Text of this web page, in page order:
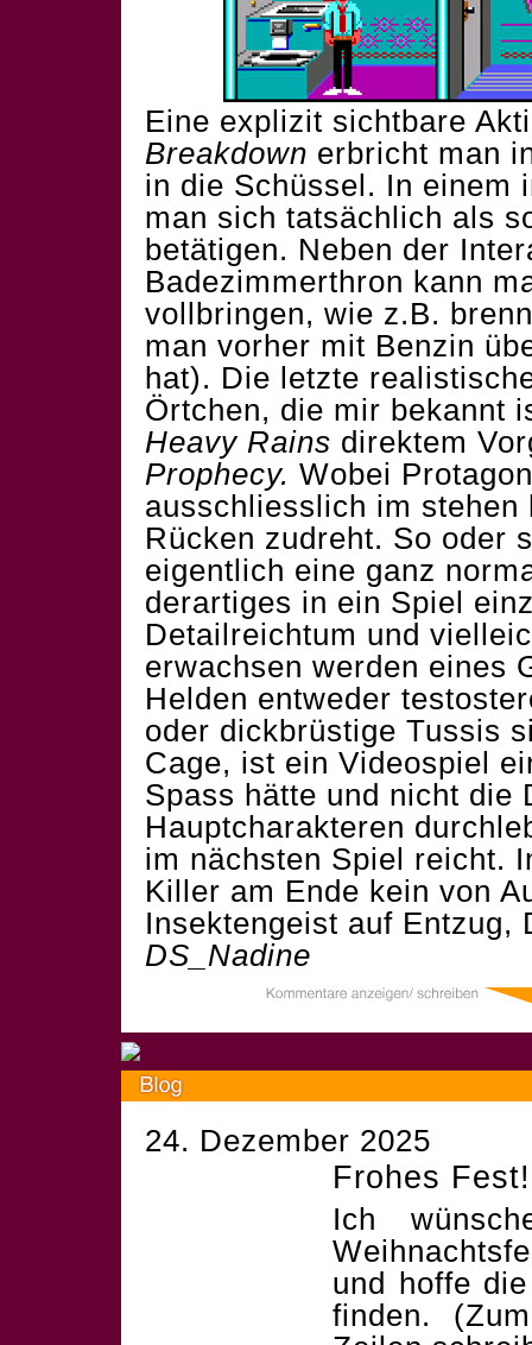
Eine explizit sichtbare
Breakdown erbricht man
in die Schüssel. In einem
man sich tatsächlich als
betätigen. Neben der
Badezimmerthron kann
vollbringen, wie z.B.
man vorher mit Benzin
hat). Die letzte
Örtchen, die mir bekannt
Heavy Rains direktem
Prophecy. Wobei
ausschliesslich im
Rücken zudreht. So oder
eigentlich eine ganz
derartiges in ein Spiel
Detailreichtum und
erwachsen werden eines
Helden entweder
oder dickbrüstige Tussis
Cage, ist ein Videospiel
Spass hätte und nicht die
Hauptcharakteren
im nächsten Spiel reicht.
Killer am Ende kein von
Insektengeist auf
DS_Nadine
24. Dezember 2025
Frohes Fest!
Ich
und hoffe
finden.